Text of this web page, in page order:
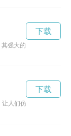
强大的引力场能够吞
下载
人们仿佛置身于黑洞
下载